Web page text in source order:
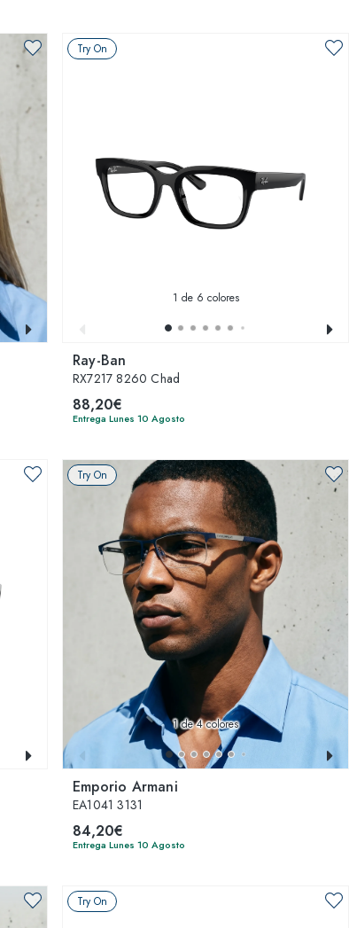
Try On
1 de 6 colores
Ray-Ban
RX7217 8260 Chad
88,20€
Entrega Lunes 10 Agosto
Try On
1de 4 colores
Emporio Armani
EA1041 3131
84,20€
Entrega Lunes 10 Agosto
Try On